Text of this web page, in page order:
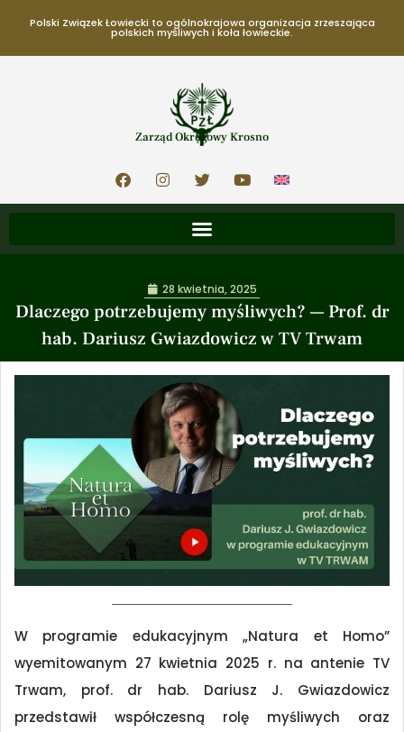
Polski Związek Łowiecki to ogólnokrajowa organizacja zrzeszająca
polskich myśliwych i koła łowieckie.
Zarząd Okręgowy Krosno
Dlaczego potrzebujemy myśliwych? — Prof. dr
hab. Dariusz Gwiazdowicz w TV Trwam
28 kwietnia, 2025
W programie edukacyjnym „Natura et Homo”
wyemitowanym 27 kwietnia 2025 r. na antenie TV
Trwam, prof. dr hab. Dariusz J. Gwiazdowicz
przedstawił współczesną rolę myśliwych oraz